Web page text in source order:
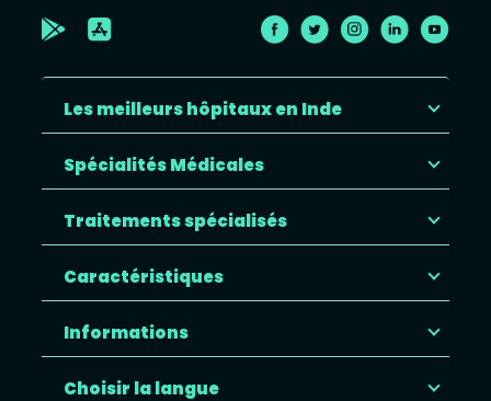
Les meilleurs hôpitaux en Inde
Spécialités Médicales
Traitements spécialisés
Caractéristiques
Informations
Choisir la langue